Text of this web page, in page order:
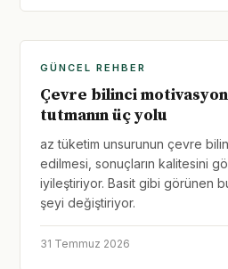
GÜNCEL REHBER
Çevre bilinci
tutmanın üç yolu
az tüketim unsurunun çevre
edilmesi, sonuçların kalitesini
iyileştiriyor. Basit gibi görünen
şeyi değiştiriyor.
31 Temmuz 2026